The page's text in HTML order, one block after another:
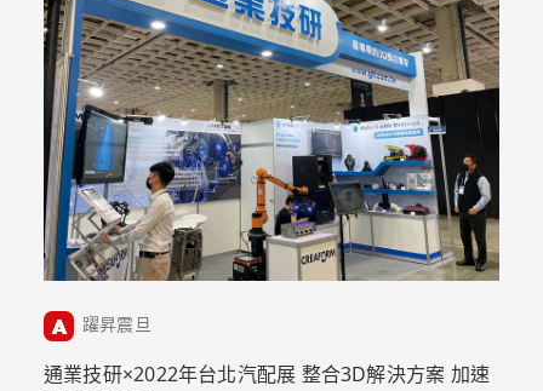
躍昇震旦
通業技研×2022年台北汽配展 整合3D解決方案 加速